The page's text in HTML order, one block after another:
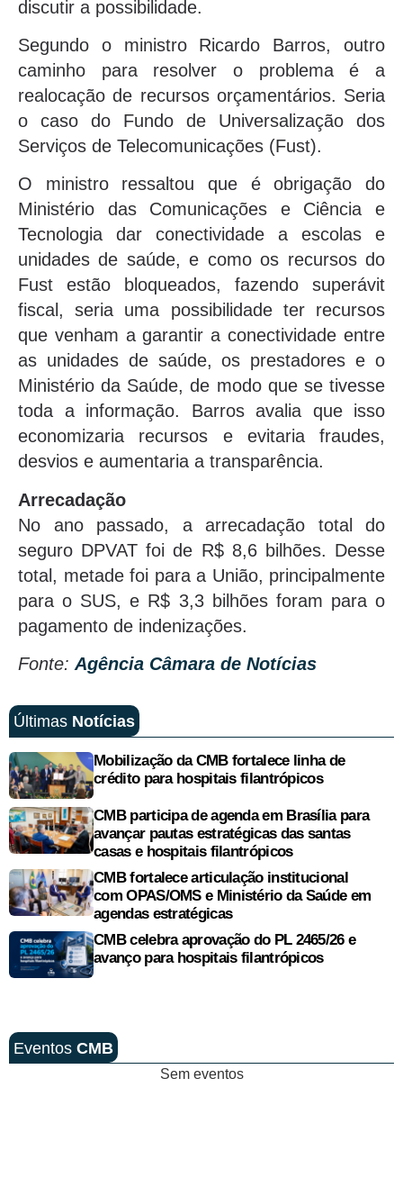
discutir a possibilidade.
Segundo o ministro Ricardo Barros, outro
caminho para resolver o problema é a
realocação de recursos orçamentários. Seria
o caso do Fundo de Universalização dos
Serviços de Telecomunicações (Fust).
O ministro ressaltou que é obrigação do
Ministério das Comunicações e Ciência e
Tecnologia dar conectividade a escolas e
unidades de saúde, e como os recursos do
Fust estão bloqueados, fazendo superávit
fiscal, seria uma possibilidade ter recursos
que venham a garantir a conectividade entre
as unidades de saúde, os prestadores e o
Ministério da Saúde, de modo que se tivesse
toda a informação. Barros avalia que isso
economizaria recursos e evitaria fraudes,
desvios e aumentaria a transparência.
Arrecadação
No ano passado, a arrecadação total do
seguro DPVAT foi de R$ 8,6 bilhões. Desse
total, metade foi para a União, principalmente
para o SUS, e R$ 3,3 bilhões foram para o
pagamento de indenizações.
Fonte: Agência Câmara de Notícias
Últimas Notícias
Mobilização da CMB fortalece linha de
crédito para hospitais filantrópicos
CMB participa de agenda em Brasília para
avançar pautas estratégicas das santas
casas e hospitais filantrópicos
CMB fortalece articulação institucional
com OPAS/OMS e Ministério da Saúde em
agendas estratégicas
CMB celebra aprovação do PL 2465/26 e
avanço para hospitais filantrópicos
Eventos CMB
Sem eventos